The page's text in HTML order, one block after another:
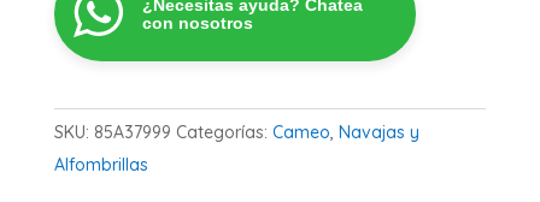
3
cantidad
¿Necesitas ayuda? Chatea
con nosotros
SKU: 85A37999 Categorías: Cameo, Navajas y
Alfombrillas